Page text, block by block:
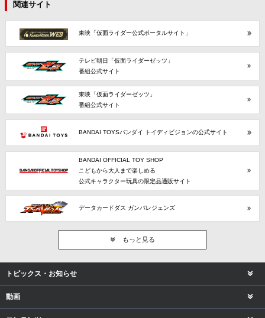
関連サイト
東映「仮面ライダー公式ポータルサイト」
テレビ朝日「仮面ライダーゼッツ」
番組公式サイト
東映「仮面ライダーゼッツ」
番組公式サイト
BANDAI TOYSバンダイ トイディビジョンの公式サイト
BANDAI OFFICIAL TOY SHOP
こどもから大人まで楽しめる
公式キャラクター玩具の限定品通販サイト
データカードダス ガンバレジェンズ
もっと見る
トピックス・お知らせ
動画